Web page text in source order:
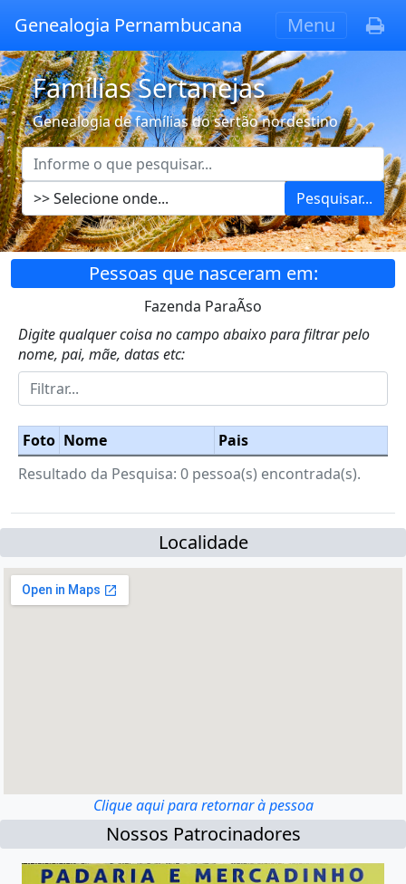
Genealogia Pernambucana Menu
Famílias Sertanejas
Genealogia de famílias do sertão nordestino
Pesquisar...
Pessoas que nasceram em:
Fazenda ParaÃ­so
Digite qualquer coisa no campo abaixo para filtrar pelo
nome, pai, mãe, datas etc:
Foto Nome
Pais
Resultado da Pesquisa: 0 pessoa(s) encontrada(s).
Localidade
Clique aqui para retornar à pessoa
Nossos Patrocinadores